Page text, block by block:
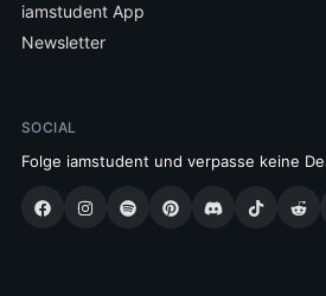
iamstudent App
Newsletter
SOCIAL
Folge iamstudent und verpasse keine